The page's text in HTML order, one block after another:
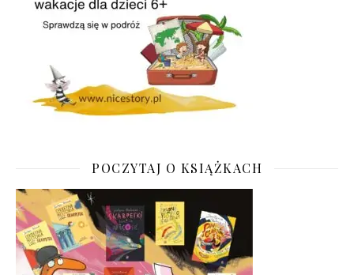
POCZYTAJ O KSIĄŻKACH